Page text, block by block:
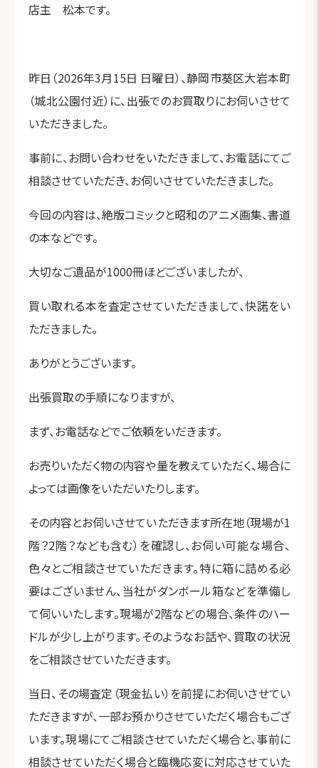
店主 松本です。
昨日（2026年3月15日 日曜日）、静岡市葵区大岩本町
（城北公園付近）に、出張でのお買取りにお伺いさせて
いただきました。
事前に、お問い合わせをいただきまして、お電話にてご
相談させていただき、お伺いさせていただきました。
今回の内容は、絶版コミックと昭和のアニメ画集、書道
の本などです。
大切なご遺品が1000冊ほどございましたが、
買い取れる本を査定させていただきまして、快諾をい
ただきました。
ありがとうございます。
出張買取の手順になりますが、
まず、お電話などでご依頼をいだきます。
お売りいただく物の内容や量を教えていただく、場合に
よっては画像をいただいたりします。
その内容とお伺いさせていただきます所在地（現場が1
階？2階？なども含む）を確認し、お伺い可能な場合、
色々とご相談させていただきます。特に箱に詰める必
要はございません、当社がダンボール箱などを準備し
て伺いいたします。現場が2階などの場合、条件のハー
ドルが少し上がります。そのようなお話や、買取の状況
をご相談させていただきます。
当日、その場査定（現金払い）を前提にお伺いさせてい
ただきますが、一部お預かりさせていただく場合もござ
います。現場にてご相談させていただく場合と、事前に
相談させていただく場合と臨機応変に対応させていた